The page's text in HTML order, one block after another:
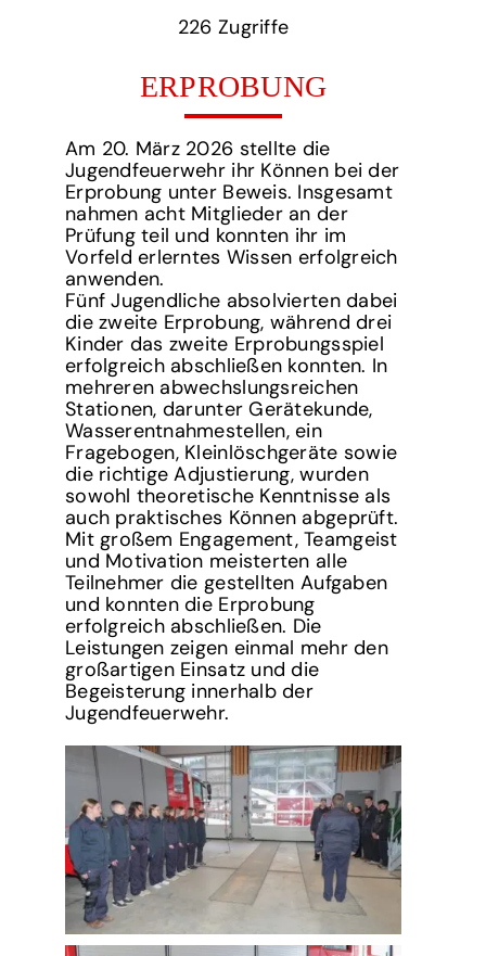
226‏‏‎ ‎Zugriffe
ERPROBUNG
Am 20. März 2026 stellte die
Jugendfeuerwehr ihr Können bei der
Erprobung unter Beweis. Insgesamt
nahmen acht Mitglieder an der
Prüfung teil und konnten ihr im
Vorfeld erlerntes Wissen erfolgreich
anwenden.
Fünf Jugendliche absolvierten dabei
die zweite Erprobung, während drei
Kinder das zweite Erprobungsspiel
erfolgreich abschließen konnten. In
mehreren abwechslungsreichen
Stationen, darunter Gerätekunde,
Wasserentnahmestellen, ein
Fragebogen, Kleinlöschgeräte sowie
die richtige Adjustierung, wurden
sowohl theoretische Kenntnisse als
auch praktisches Können abgeprüft.
Mit großem Engagement, Teamgeist
und Motivation meisterten alle
Teilnehmer die gestellten Aufgaben
und konnten die Erprobung
erfolgreich abschließen. Die
Leistungen zeigen einmal mehr den
großartigen Einsatz und die
Begeisterung innerhalb der
Jugendfeuerwehr.